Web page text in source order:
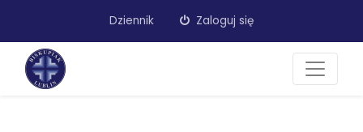
Dziennik Zaloguj się